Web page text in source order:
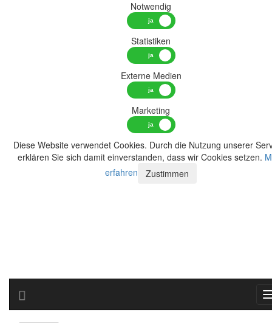
Notwendig
Statistiken
Externe Medien
Marketing
Diese Website verwendet Cookies. Durch die Nutzung unserer
erklären Sie sich damit einverstanden, dass wir Cookies setzen.
erfahren
Zustimmen